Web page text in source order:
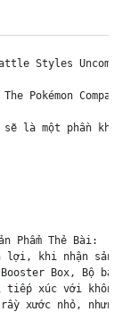
Styles
The Pokémon
là một phần
Phẩm Thẻ Bài:
lợi, khi nhận
Box, Bộ
xúc với
xước nhỏ,